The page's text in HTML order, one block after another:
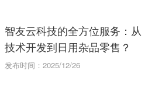
智友云科技的全方位服务：从
技术开发到日用杂品零售？
发布时间：2025/12/26